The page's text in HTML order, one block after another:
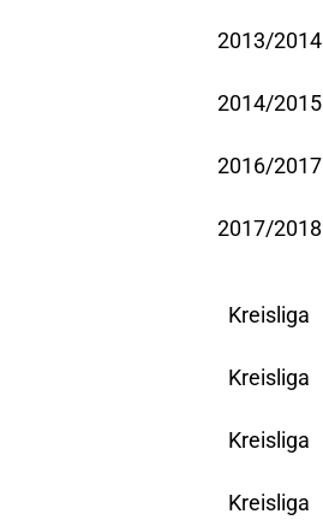
2013/2014
2014/2015
2016/2017
2017/2018
Kreisliga
Kreisliga
Kreisliga
Kreisliga